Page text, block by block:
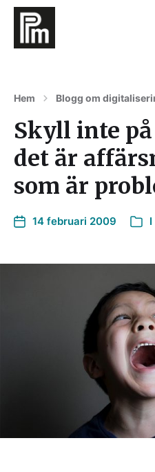
Hem Blogg om
Skyll inte
det är
som är
14 februari 2009 I